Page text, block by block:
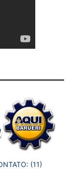
(11)